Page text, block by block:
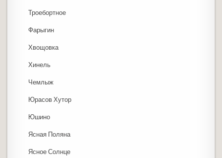
Троебортное
Фарыгин
Хвощовка
Хинель
Чемлыж
Юрасов Хутор
Юшино
Ясная Поляна
Ясное Солнце